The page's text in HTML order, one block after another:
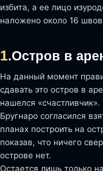
избита, а ее лицо
наложено около 16
1.Остров в
На данный момент
сдавать это остров в
нашелся
Бругнаро согласился
планах построить на
показав, что ничего
острове нет.
Остается лишь только